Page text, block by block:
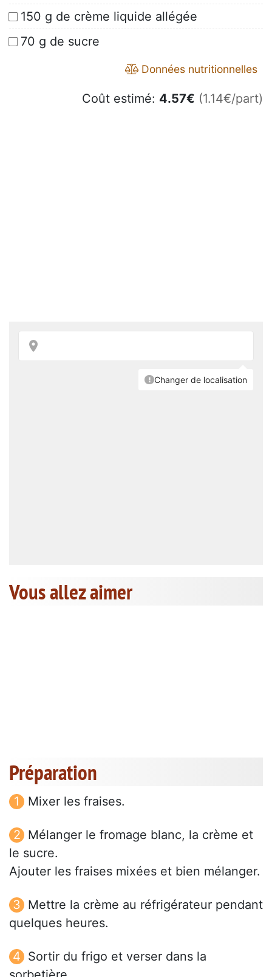
150 g de crème liquide allégée
70 g de sucre
Données nutritionnelles
Coût estimé: 4.57€ (1.14€/part)
Vous allez aimer
Préparation
Mixer les fraises.
Mélanger le fromage blanc, la crème et
le sucre.
Ajouter les fraises mixées et bien mélanger.
Mettre la crème au réfrigérateur pendant
quelques heures.
Sortir du frigo et verser dans la